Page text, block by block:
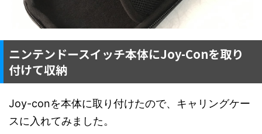
ニンテンドースイッチ本体にJoy-Conを取り
付けて収納
Joy-conを本体に取り付けたので、キャリングケー
スに入れてみました。